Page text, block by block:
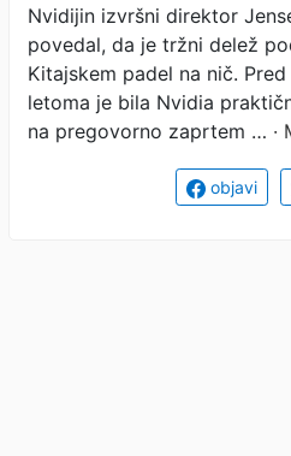
Nvidijin izvršni direktor
povedal, da je tržni delež
Kitajskem padel na nič.
letoma je bila Nvidia
na pregovorno zaprtem … ·
objavi